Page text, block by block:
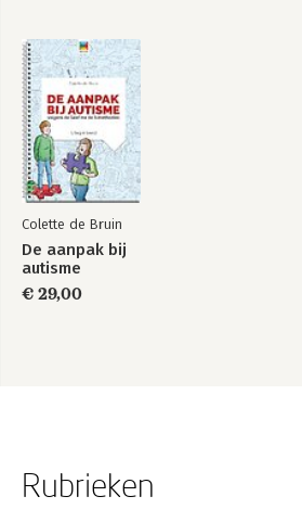
Colette de Bruin
De aanpak bij
autisme
€ 29,00
Rubrieken